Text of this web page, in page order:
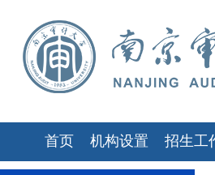
首页 机构设置 招生工